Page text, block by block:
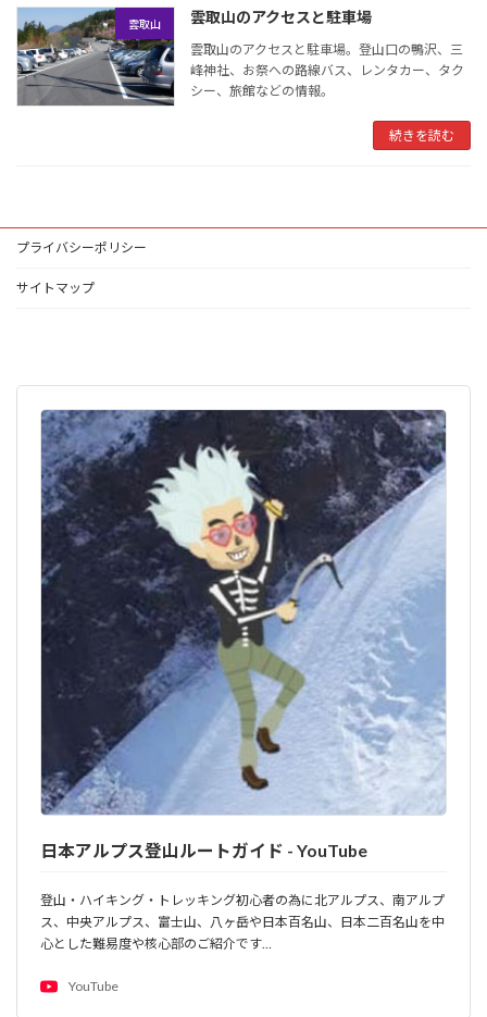
雲取山 雲取山のアクセスと駐車場
雲取山のアクセスと駐車場。登山口の鴨沢、三
峰神社、お祭への路線バス、レンタカー、タク
シー、旅館などの情報。
続きを読む
プライバシーポリシー
サイトマップ
日本アルプス登山ルートガイド - YouTube
登山・ハイキング・トレッキング初心者の為に北アルプス、南アルプ
ス、中央アルプス、富士山、八ヶ岳や日本百名山、日本二百名山を中
心とした難易度や核心部のご紹介です…
YouTube